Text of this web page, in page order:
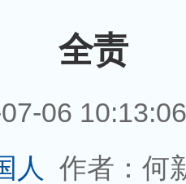
全责
06
人 作者：何